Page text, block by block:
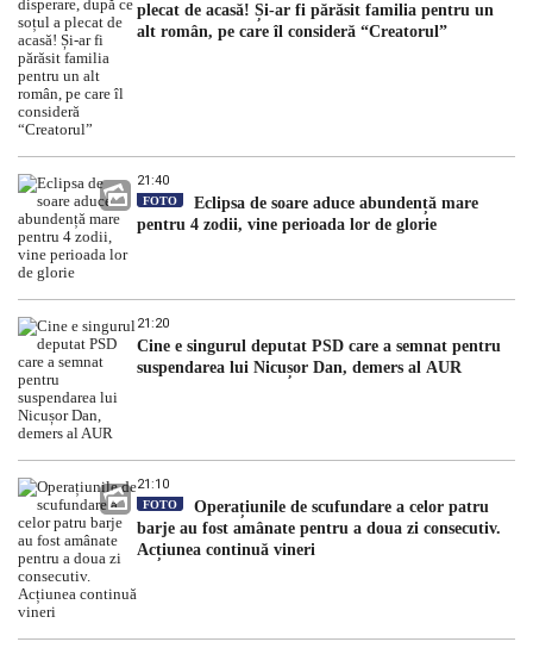
plecat de acasă! Și-ar fi părăsit familia pentru un
alt român, pe care îl consideră “Creatorul”
21:40
FOTO
Eclipsa de soare aduce abundență mare
pentru 4 zodii, vine perioada lor de glorie
21:20
Cine e singurul deputat PSD care a semnat pentru
suspendarea lui Nicușor Dan, demers al AUR
21:10
FOTO
Operațiunile de scufundare a celor patru
barje au fost amânate pentru a doua zi consecutiv.
Acțiunea continuă vineri